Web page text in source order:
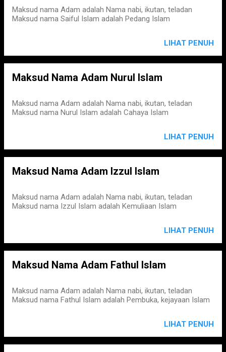
Maksud nama Adam adalah Nama nabi, ikutan, teladan
Maksud nama Saiful Islam adalah Pedang Islam
LIHAT PENUH
Maksud Nama Adam Nurul Islam
Maksud nama Adam adalah Nama nabi, ikutan, teladan
Maksud nama Nurul Islam adalah Cahaya Islam
LIHAT PENUH
Maksud Nama Adam Izzul Islam
Maksud nama Adam adalah Nama nabi, ikutan, teladan
Maksud nama Izzul Islam adalah Kemuliaan Islam
LIHAT PENUH
Maksud Nama Adam Fathul Islam
Maksud nama Adam adalah Nama nabi, ikutan, teladan
Maksud nama Fathul Islam adalah Pembuka, kejayaan Islam
LIHAT PENUH